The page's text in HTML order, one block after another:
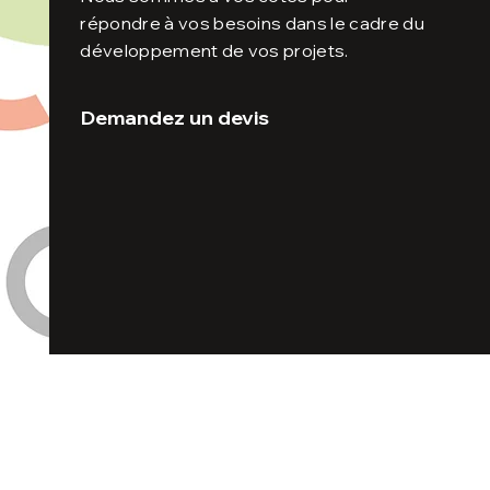
répondre à vos besoins dans le cadre du
développement de vos projets.
Demandez un devis